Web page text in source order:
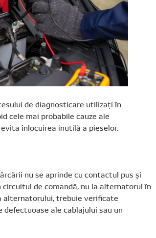
de diagnosticare utilizați în
cele mai probabile cauze ale
înlocuirea inutilă a pieselor.
nu se aprinde cu contactul pus și
de comandă, nu la alternatorul în
alternatorului, trebuie verificate
ale cablajului sau un